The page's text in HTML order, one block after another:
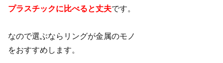
プラスチックに比べると丈夫です。
なので選ぶならリングが金属のモノ
をおすすめします。